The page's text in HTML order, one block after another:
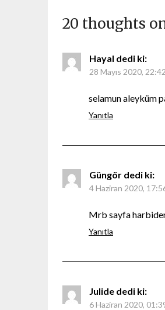
20 thoughts
Hayal dedi ki:
28 Mayıs 2020, 22:42
selamun aleyküm
Yanıtla
Güngör dedi ki:
4 Haziran 2020,
Mrb sayfa
Yanıtla
Julide dedi ki:
6 Haziran 2020,